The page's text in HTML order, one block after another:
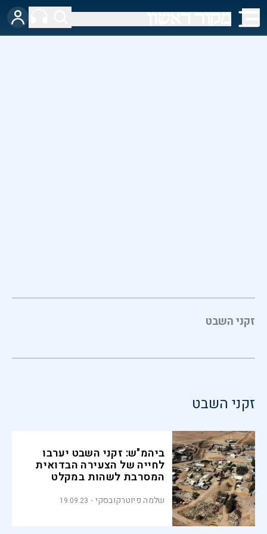
זקני השבט
זקני השבט
ביהמ"ש: זקני השבט יערבו
לחייה של הצעירה הבדואית
המסרבת לשהות במקלט
שלמה פיוטרקובסקי 19.09.23